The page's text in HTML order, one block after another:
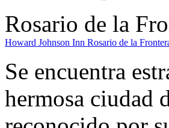
Rosario de la
Howard Johnson Inn Rosario de la
Se encuentra
hermosa ciudad